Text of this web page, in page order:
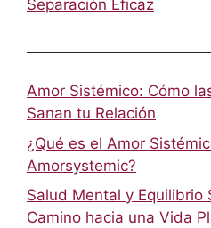
Separación Eficaz
Amor Sistémico: Cómo
Sanan tu Relación
¿Qué es el Amor
Amorsystemic?
Salud Mental y Equilibrio
Camino hacia una Vida